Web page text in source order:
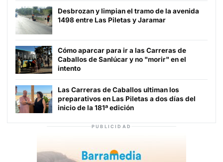
Desbrozan y limpian el tramo de la avenida
1498 entre Las Piletas y Jaramar
Cómo aparcar para ir a las Carreras de
Caballos de Sanlúcar y no "morir" en el
intento
Las Carreras de Caballos ultiman los
preparativos en Las Piletas a dos días del
inicio de la 181ª edición
PUBLICIDAD